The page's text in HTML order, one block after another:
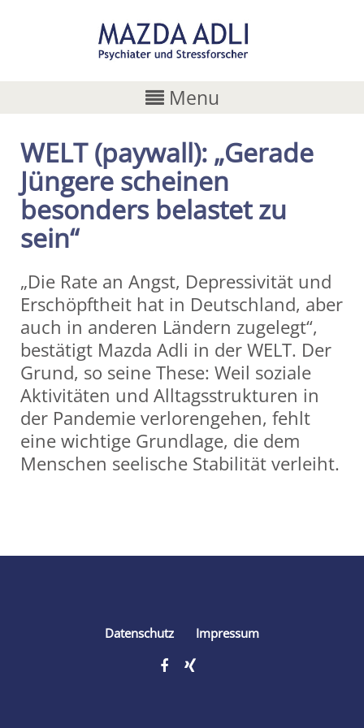
Menu
WELT (paywall): „Gerade
Jüngere scheinen
besonders belastet zu
sein“
„Die Rate an Angst, Depressivität und
Erschöpftheit hat in Deutschland, aber
auch in anderen Ländern zugelegt“,
bestätigt Mazda Adli in der WELT. Der
Grund, so seine These: Weil soziale
Aktivitäten und Alltagsstrukturen in
der Pandemie verlorengehen, fehlt
eine wichtige Grundlage, die dem
Menschen seelische Stabilität verleiht.
Datenschutz Impressum